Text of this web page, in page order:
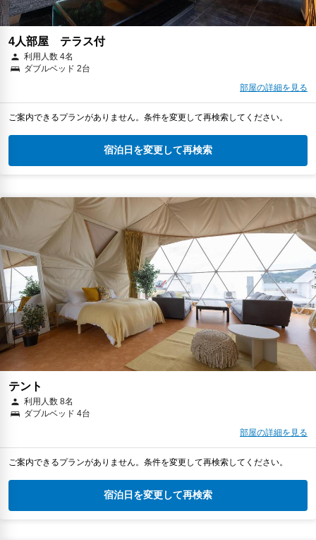
4人部屋 テラス付
利用人数 4名
ダブルベッド 2台
部屋の詳細を見る
ご案内できるプランがありません。条件を変更して再検索してください。
宿泊日を変更して再検索
テント
利用人数 8名
ダブルベッド 4台
部屋の詳細を見る
ご案内できるプランがありません。条件を変更して再検索してください。
宿泊日を変更して再検索